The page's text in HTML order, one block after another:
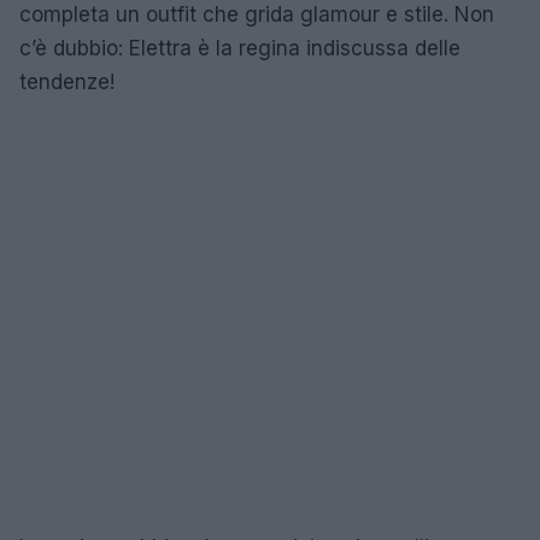
completa un outfit che grida glamour e stile. Non
c’è dubbio: Elettra è la regina indiscussa delle
tendenze!